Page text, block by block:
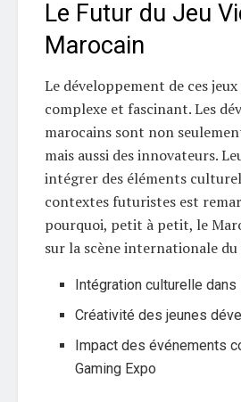
Le Futur du Jeu
Marocain
Le développement de ces
complexe et fascinant. Les
marocains sont non
mais aussi des innovateurs.
intégrer des éléments
contextes futuristes est
pourquoi, petit à petit, le
sur la scène internationale du
Intégration culturelle dans
Créativité des jeunes
Impact des événements
Gaming Expo